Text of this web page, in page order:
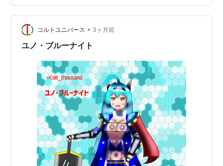
性：1568（火）SPスキル：【SP】真・溜め斬りLv3装備
スキル：凶会心Lv1 ▼モンハンNow公式サイトでスペッ
クを確認することができます。 monsterhunternow.com
大剣「ディノブレイズ」に凶…
コルトユニバース • 3ヶ月前
ユノ・ブルーナイト